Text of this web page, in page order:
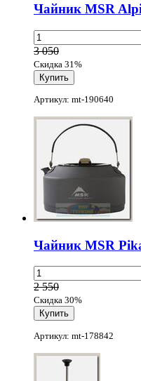
Чайник MSR
3 050
Скидка 31%
Артикул: mt-190640
Чайник MSR
2 550
Скидка 30%
Артикул: mt-178842